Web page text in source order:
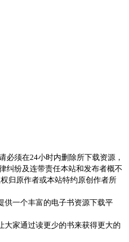
必须在24小时内删除所下载资源，
纠纷及连带责任本站和发布者概不
归原作者或本站特约原创作者所
供一个丰富的电子书资源下载平
大家通过读更少的书来获得更大的